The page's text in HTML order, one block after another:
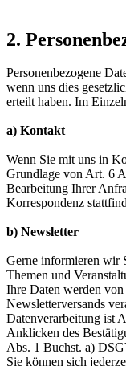
2.
Personenbezogene
wenn uns dies
erteilt haben. Im
a) Kontakt
Wenn Sie mit uns in
Grundlage von Art. 6
Bearbeitung Ihrer
Korrespondenz
b) Newsletter
Gerne informieren wir
Themen und
Ihre Daten werden
Newsletterversands
Datenverarbeitung ist
Anklicken des
Abs. 1 Buchst. a)
Sie können sich